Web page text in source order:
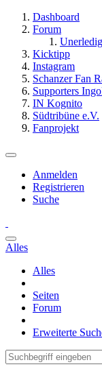
Dashboard
Forum
Kicktipp
Instagram
Schanzer Fan
Supporters
IN Kognito
Südtribüne e.V.
Fanprojekt
Anmelden
Registrieren
Suche
Alles
Alles
Seiten
Forum
Erweiterte